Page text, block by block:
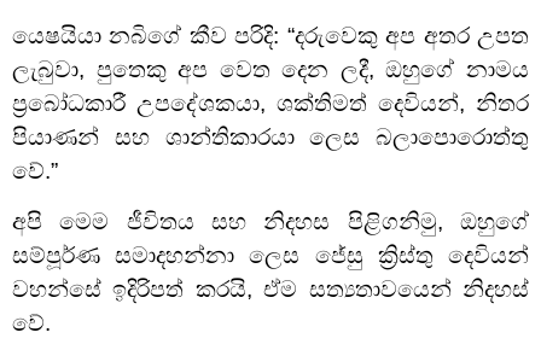
යෙෂයියා නබිගේ කීව පරිදි: “දරුවෙකු අප අතර උපත
ලැබුවා, පුතෙකු අප වෙත දෙන ලදී, ඔහුගේ නාමය
ප්‍රබෝධකාරී උපදේශකයා, ශක්තිමත් දෙවියන්, නිතර
පියාණන් සහ ශාන්තිකාරයා ලෙස බලාපොරොත්තු
වේ.”
අපි මෙම ජීවිතය සහ නිදහස පිළිගනිමු, ඔහුගේ
සම්පූර්ණ සමාදහන්නා ලෙස ජේසු ක්‍රිස්තු දෙවියන්
වහන්සේ ඉදිරිපත් කරයි, ඒම සත්‍යතාවයෙන් නිදහස්
වේ.